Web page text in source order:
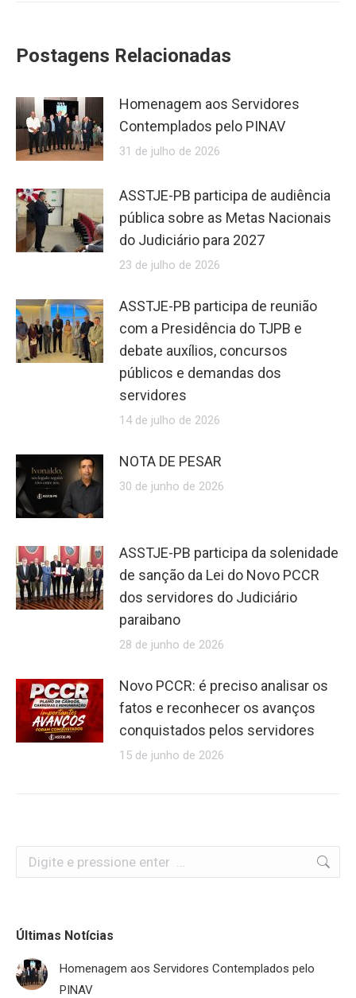
Postagens Relacionadas
Homenagem aos Servidores
Contemplados pelo PINAV
31 de julho de 2026
ASSTJE-PB participa de audiência
pública sobre as Metas Nacionais
do Judiciário para 2027
23 de julho de 2026
ASSTJE-PB participa de reunião
com a Presidência do TJPB e
debate auxílios, concursos
públicos e demandas dos
servidores
14 de julho de 2026
NOTA DE PESAR
30 de junho de 2026
ASSTJE-PB participa da solenidade
de sanção da Lei do Novo PCCR
dos servidores do Judiciário
paraibano
28 de junho de 2026
Novo PCCR: é preciso analisar os
fatos e reconhecer os avanços
conquistados pelos servidores
15 de junho de 2026
Search:
Últimas Notícias
Homenagem aos Servidores Contemplados pelo
PINAV